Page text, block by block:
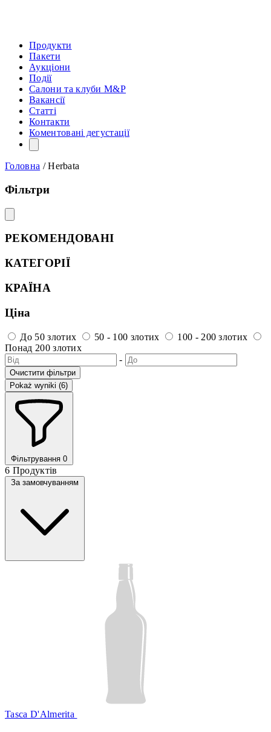
Продукти
Пакети
Аукціони
Події
Салони та клуби M&P
Вакансії
Статті
Контакти
Коментовані дегустації
Головна /Herbata
Фільтри
РЕКОМЕНДОВАНІ
КАТЕГОРІЇ
КРАЇНА
Ціна
До 50 злотих 50 - 100 злотих
100 - 200 злотих
Понад 200 злотих
-
Очистити фільтри
Pokaż wyniki (6)
Фільтрування 0
6 Продуктів
За замовчуванням
Tasca D'Almerita